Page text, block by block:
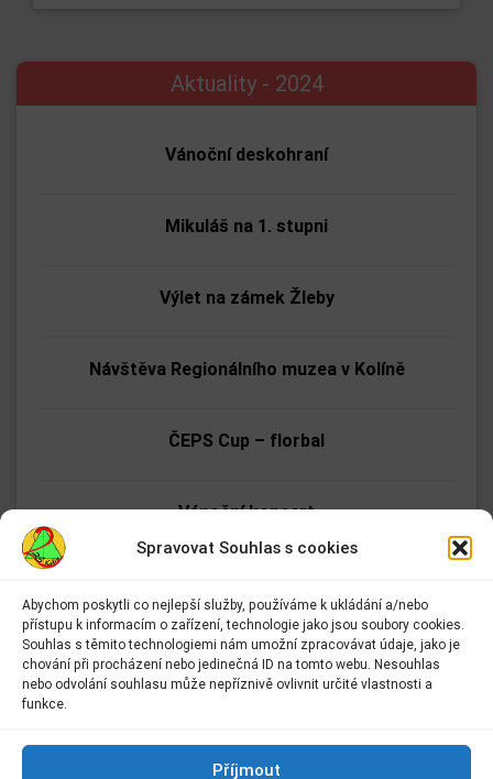
Spravovat Souhlas s cookies
Abychom poskytli co nejlepší služby, používáme k ukládání a/nebo
přístupu k informacím o zařízení, technologie jako jsou soubory cookies.
Souhlas s těmito technologiemi nám umožní zpracovávat údaje, jako je
chování při procházení nebo jedinečná ID na tomto webu. Nesouhlas
nebo odvolání souhlasu může nepříznivě ovlivnit určité vlastnosti a
funkce.
Příjmout
Aktuality - 2024
Vánoční deskohraní
Mikuláš na 1. stupni
Výlet na zámek Žleby
Návštěva Regionálního muzea v Kolíně
ČEPS Cup – florbal
Vánoční koncert
Tmání
Adresa:
Základní škola Kolín II.
Kmochova 943
Kontakt: